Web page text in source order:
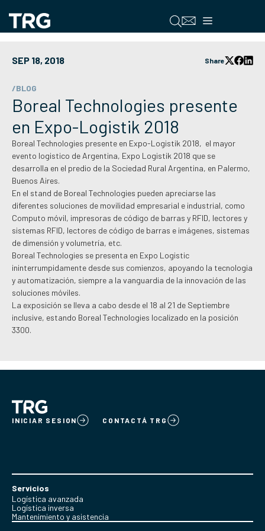
contenido
Menú
SEP 18, 2018 Share
/BLOG
Boreal Technologies presente
en Expo-Logistik 2018
Boreal Technologies presente en Expo-Logistik 2018, el mayor
evento logistico de Argentina, Expo Logistik 2018 que se
desarrolla en el predio de la Sociedad Rural Argentina, en Palermo,
Buenos Aires.
En el stand de Boreal Technologies pueden apreciarse las
diferentes soluciones de movilidad empresarial e industrial, como
Computo móvil, impresoras de código de barras y RFID, lectores y
sistemas RFID, lectores de código de barras e imágenes, sistemas
de dimensión y volumetría, etc.
Boreal Technologies se presenta en Expo Logistic
ininterrumpidamente desde sus comienzos, apoyando la tecnologia
y automatización, siempre a la vanguardia de la innovación de las
soluciones móviles.
La exposición se lleva a cabo desde el 18 al 21 de Septiembre
inclusive, estando Boreal Technologies localizado en la posición
3300.
INICIAR SESION CONTACTÁ TRG
Servicios
Logística avanzada
Logística inversa
Mantenimiento y asistencia